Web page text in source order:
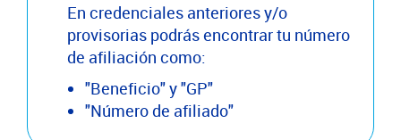
En credenciales anteriores y/o
provisorias podrás encontrar tu número
de afiliación como:
"Beneficio" y "GP"
"Número de afiliado"